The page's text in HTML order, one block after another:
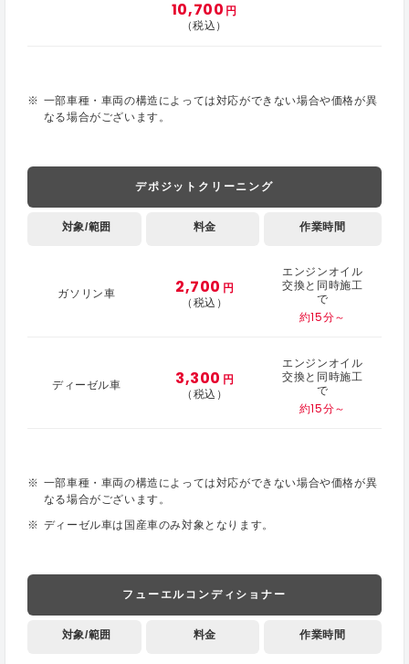
10,700 円
（税込）
一部車種・車両の構造によっては対応ができない場合や価格が異
なる場合がございます。
デポジットクリーニング
対象/範囲 料金 作業時間
ガソリン車 2,700 円
（税込）
エンジンオイル
交換と同時施工
で
約15分～
ディーゼル車 3,300 円
（税込）
エンジンオイル
交換と同時施工
で
約15分～
一部車種・車両の構造によっては対応ができない場合や価格が異
なる場合がございます。
ディーゼル車は国産車のみ対象となります。
フューエルコンディショナー
対象/範囲 料金 作業時間